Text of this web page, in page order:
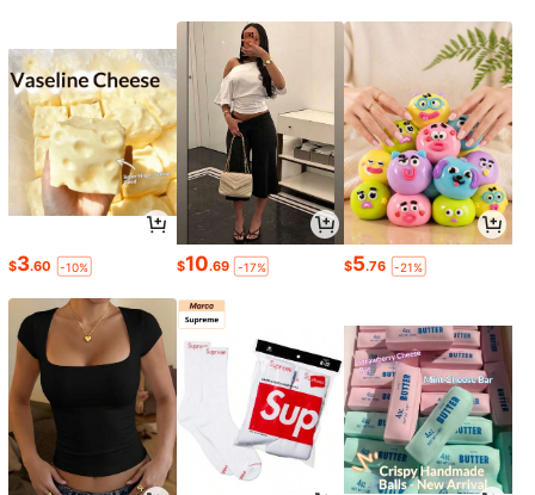
dos elegantes para familias, adultos
y parejas. Utensilios de comedor re
utilizables y fáciles de limpiar, acce
sorios de cocina y artículos esencia
les para el comedor.
$3.60 -10% $10.69 -17% $5.76 -21%